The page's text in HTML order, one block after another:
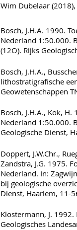
Wim Dubelaar
Bosch, J.H.A. 1990.
Nederland 1:50.000.
(12O). Rijks
Bosch, J.H.A.,
lithostratigrafische
Geowetenschappen
Bosch, J.H.A., Kok,
Nederland 1:50.000.
Geologische Dienst,
Doppert, J.W.Chr.,
Zandstra, J.G. 1975.
Nederland. In:
bij geologische
Dienst, Haarlem, 11-
Klostermann, J.
Geologisches